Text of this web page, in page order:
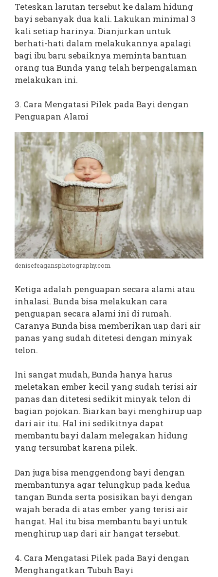
Teteskan larutan tersebut ke dalam hidung
bayi sebanyak dua kali. Lakukan minimal 3
kali setiap harinya. Dianjurkan untuk
berhati-hati dalam melakukannya apalagi
bagi ibu baru sebaiknya meminta bantuan
orang tua Bunda yang telah berpengalaman
melakukan ini.
3. Cara Mengatasi Pilek pada Bayi dengan
Penguapan Alami
denisefeagansphotography.com
Ketiga adalah penguapan secara alami atau
inhalasi. Bunda bisa melakukan cara
penguapan secara alami ini di rumah.
Caranya Bunda bisa memberikan uap dari air
panas yang sudah ditetesi dengan minyak
telon.
Ini sangat mudah, Bunda hanya harus
meletakan ember kecil yang sudah terisi air
panas dan ditetesi sedikit minyak telon di
bagian pojokan. Biarkan bayi menghirup uap
dari air itu. Hal ini sedikitnya dapat
membantu bayi dalam melegakan hidung
yang tersumbat karena pilek.
Dan juga bisa menggendong bayi dengan
membantunya agar telungkup pada kedua
tangan Bunda serta posisikan bayi dengan
wajah berada di atas ember yang terisi air
hangat. Hal itu bisa membantu bayi untuk
menghirup uap dari air hangat tersebut.
4. Cara Mengatasi Pilek pada Bayi dengan
Menghangatkan Tubuh Bayi